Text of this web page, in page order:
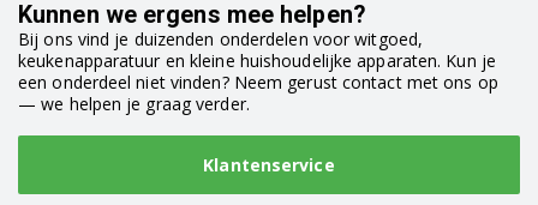
BAR51 0132150008
BAR52 0132150007
BCO260 0132504000
Kunnen we ergens mee helpen?
Bij ons vind je duizenden onderdelen voor witgoed,
keukenapparatuur en kleine huishoudelijke apparaten. Kun je
een onderdeel niet vinden? Neem gerust contact met ons op
— we helpen je graag verder.
Klantenservice